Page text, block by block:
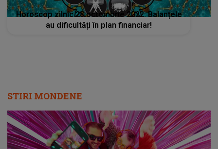
Horoscop zilnic 28 octombrie 2022: Balanțele
au dificultăți în plan financiar!
STIRI MONDENE